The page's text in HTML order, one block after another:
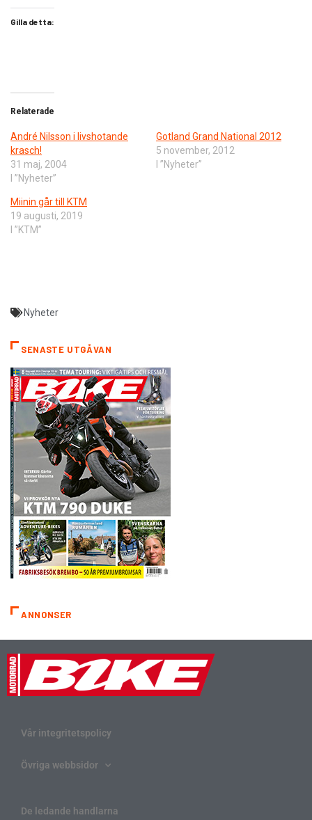
Gilla detta:
Relaterade
André Nilsson i livshotande
krasch!
31 maj, 2004
I ”Nyheter”
Gotland Grand National 2012
5 november, 2012
I ”Nyheter”
Miinin går till KTM
19 augusti, 2019
I ”KTM”
Nyheter
SENASTE UTGÅVAN
ANNONSER
Vår integritetspolicy
Övriga webbsidor
De ledande handlarna